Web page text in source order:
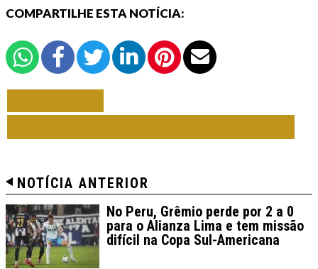
COMPARTILHE ESTA NOTÍCIA:
NOTÍCIA ANTERIOR
No Peru, Grêmio perde por 2 a 0
para o Alianza Lima e tem missão
difícil na Copa Sul-Americana